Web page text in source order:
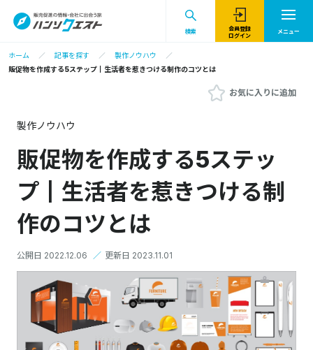
検索
会員登録
ログイン
メニュー
ホーム 記事を探す
製作ノウハウ
販促物を作成する5ステップ┃生活者を惹きつける制作のコツとは
お気に入りに追加
製作ノウハウ
販促物を作成する5ステッ
プ┃生活者を惹きつける制
作のコツとは
公開日 2022.12.06 ／ 更新日 2023.11.01